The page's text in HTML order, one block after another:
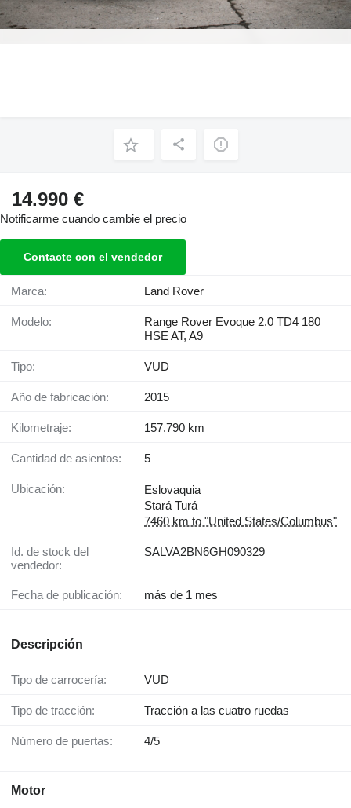
14.990 €
Notificarme cuando cambie el precio
Contacte con el vendedor
Marca: Land Rover
Modelo:
Range Rover Evoque 2.0 TD4 180
HSE AT, A9
Tipo: VUD
Año de fabricación: 2015
Kilometraje: 157.790 km
Cantidad de asientos: 5
Ubicación:
Eslovaquia
Stará Turá
7460 km to "United States/Columbus"
Id. de stock del
vendedor:
SALVA2BN6GH090329
Fecha de publicación: más de 1 mes
Descripción
Tipo de carrocería: VUD
Tipo de tracción: Tracción a las cuatro ruedas
Número de puertas: 4/5
Motor